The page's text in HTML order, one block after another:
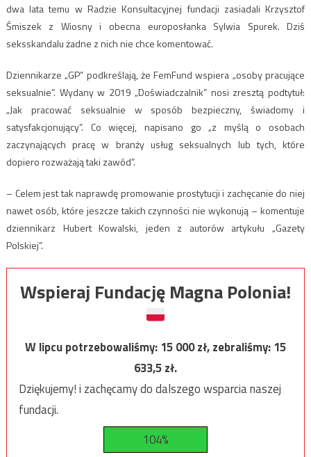
dwa lata temu w Radzie Konsultacyjnej fundacji zasiadali Krzysztof
Śmiszek z Wiosny i obecna europosłanka Sylwia Spurek. Dziś
seksskandalu żadne z nich nie chce komentować.
Dziennikarze „GP” podkreślają, że FemFund wspiera „osoby pracujące
seksualnie”. Wydany w 2019 „Doświadczalnik” nosi zresztą podtytuł:
„Jak pracować seksualnie w sposób bezpieczny, świadomy i
satysfakcjonujący”. Co więcej, napisano go „z myślą o osobach
zaczynających pracę w branży usług seksualnych lub tych, które
dopiero rozważają taki zawód”.
– Celem jest tak naprawdę promowanie prostytucji i zachęcanie do niej
nawet osób, które jeszcze takich czynności nie wykonują – komentuje
dziennikarz Hubert Kowalski, jeden z autorów artykułu „Gazety
Polskiej”.
Wspieraj Fundację Magna Polonia!
W lipcu potrzebowaliśmy:15 000zł, zebraliśmy:15
633,5zł.
Dziękujemy! i zachęcamy do dalszego wsparcia naszej
fundacji.
104%